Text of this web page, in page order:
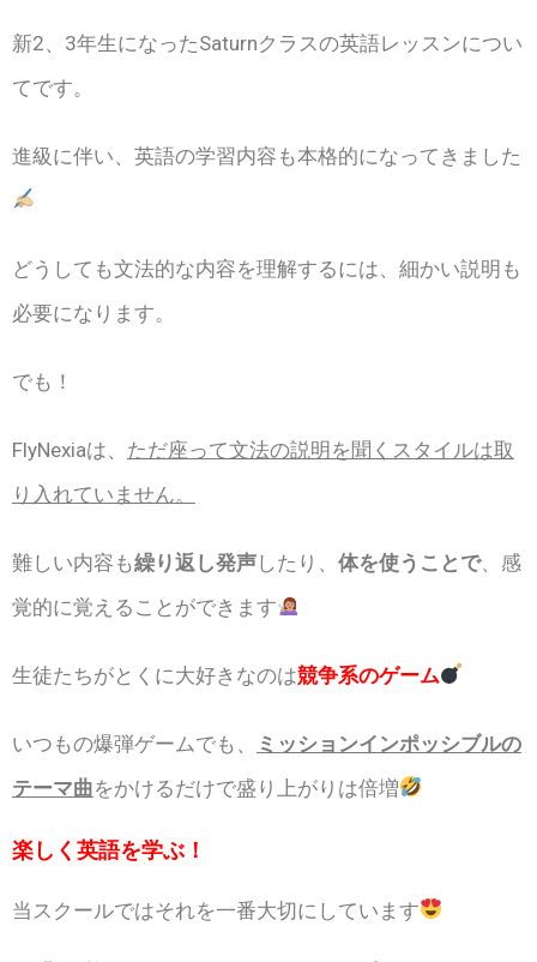
新2、3年生になったSaturnクラスの英語レッスンについ
てです。
進級に伴い、英語の学習内容も本格的になってきました
どうしても文法的な内容を理解するには、細かい説明も
必要になります。
でも！
FlyNexiaは、 ただ座って文法の説明を聞くスタイルは取
り入れていません。
難しい内容も繰り返し発声したり、 体を使うことで、感
覚的に覚えることができます
生徒たちがとくに大好きなのは競争系のゲーム
いつもの爆弾ゲームでも、
ミッションインポッシブルの
テーマ曲をかけるだけで盛り上がりは倍増
楽しく英語を学ぶ！
当スクールではそれを一番大切にしています